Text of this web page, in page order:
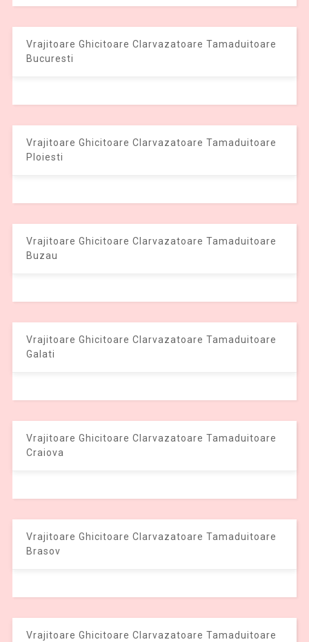
Vrajitoare Ghicitoare Clarvazatoare Tamaduitoare
Bucuresti
Vrajitoare Ghicitoare Clarvazatoare Tamaduitoare
Ploiesti
Vrajitoare Ghicitoare Clarvazatoare Tamaduitoare
Buzau
Vrajitoare Ghicitoare Clarvazatoare Tamaduitoare
Galati
Vrajitoare Ghicitoare Clarvazatoare Tamaduitoare
Craiova
Vrajitoare Ghicitoare Clarvazatoare Tamaduitoare
Brasov
Vrajitoare Ghicitoare Clarvazatoare Tamaduitoare